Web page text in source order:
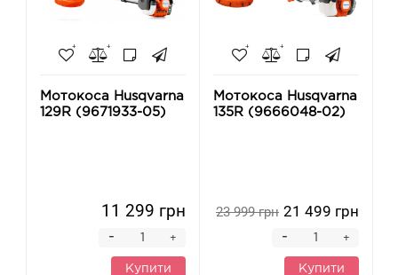
Мотокоса Husqvarna
129R (9671933-05)
11 299 грн
+
-
Купити
Мотокоса Husqvarna
135R (9666048-02)
23 999 грн 21 499 грн
+
-
Купити